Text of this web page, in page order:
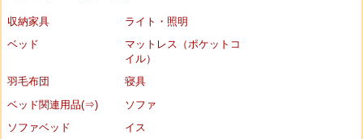
収納家具
ライト・照明
ベッド
マットレス（ポケットコ
イル）
羽毛布団
寝具
ベッド関連用品(⇒)
ソファ
ソファベッド
イス